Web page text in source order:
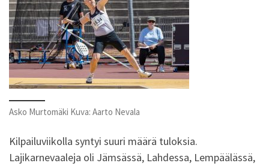
Asko Murtomäki Kuva: Aarto Nevala
Kilpailuviikolla syntyi suuri määrä tuloksia.
Lajikarnevaaleja oli Jämsässä, Lahdessa, Lempäälässä,